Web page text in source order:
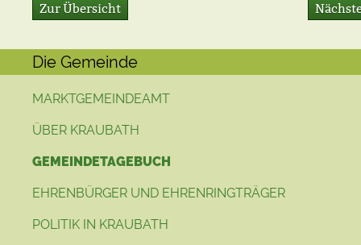
Zur Übersicht
Die Gemeinde
MARKTGEMEINDEAMT
ÜBER KRAUBATH
GEMEINDETAGEBUCH
EHRENBÜRGER UND EHRENRINGTRÄGER
POLITIK IN KRAUBATH